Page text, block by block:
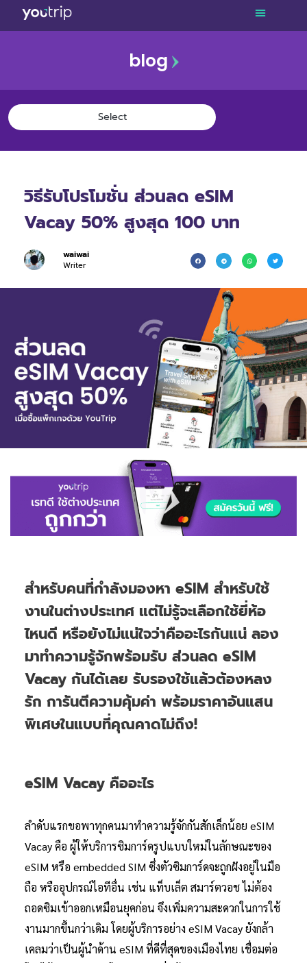
blog
วิธีรับโปรโมชั่น ส่วนลด eSIM
Vacay 50% สูงสุด 100 บาท
waiwai
Writer
สำหรับคนที่กำลังมองหา eSIM สำหรับใช้
งานในต่างประเทศ แต่ไม่รู้จะเลือกใช้ยี่ห้อ
ไหนดี หรือยังไม่แน่ใจว่าคืออะไรกันแน่ ลอง
มาทำความรู้จักพร้อมรับ ส่วนลด eSIM
Vacay กันได้เลย รับรองใช้แล้วต้องหลง
รัก การันตีความคุ้มค่า พร้อมราคาอันแสน
พิเศษในแบบที่คุณคาดไม่ถึง!
eSIM Vacay คืออะไร
ลำดับแรกขอพาทุกคนมาทำความรู้จักกันสักเล็กน้อย eSIM
Vacay คือ ผู้ให้บริการซิมการ์ดรูปแบบใหม่ในลักษณะของ
eSIM หรือ embedded SIM ซึ่งตัวซิมการ์ดจะถูกฝังอยู่ในมือ
ถือ หรืออุปกรณ์ไอทีอื่น เช่น แท็บเล็ต สมาร์ตวอช ไม่ต้อง
ถอดซิมเข้าออกเหมือนยุคก่อน จึงเพิ่มความสะดวกในการใช้
งานมากขึ้นกว่าเดิม โดยผู้บริการอย่าง eSIM Vacay ยังกล้า
เคลมว่าเป็นผู้นำด้าน eSIM ที่ดีที่สุดของเมืองไทย เชื่อมต่อ